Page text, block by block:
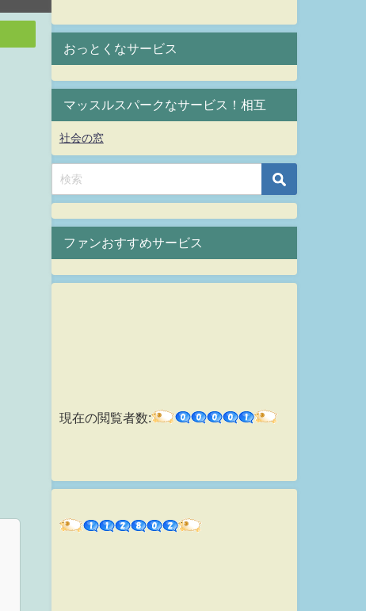
おっとくなサービス
マッスルスパークなサービス！相互
社会の窓
ファンおすすめサービス
現在の閲覧者数: